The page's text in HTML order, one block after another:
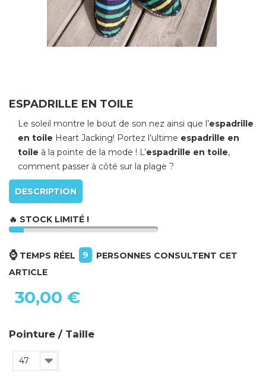
ESPADRILLE EN TOILE
Le soleil montre le bout de son nez ainsi que l’espadrille
en toile Heart Jacking! Portez l’ultime espadrille en
toile à la pointe de la mode ! L’espadrille en toile,
comment passer à côté sur la plage ?
DESCRIPTION
🔥 STOCK LIMITÉ !
⌚TEMPS RÉEL 9
PERSONNES CONSULTENT CET
ARTICLE
30,00 €
Pointure / Taille
47